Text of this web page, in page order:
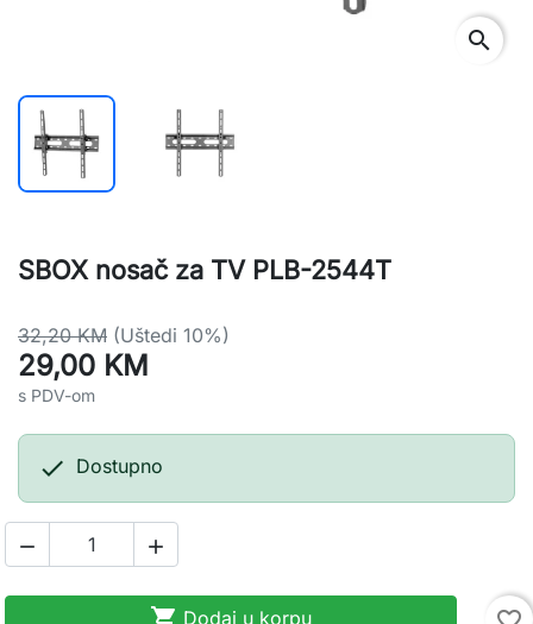
search
SBOX nosač za TV PLB-2544T
32,20 KM (Uštedi 10%)
29,00 KM
s PDV-om
 Dostupno
 
 Dodaj u korpu